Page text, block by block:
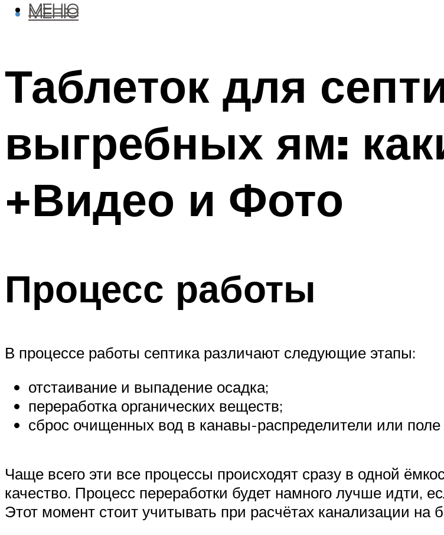
МЕНЮ
МЕНЮ
Таблеток для
выгребных ям:
+Видео и Фото
Процесс работы
В процессе работы септика различают следующие этапы:
отстаивание и выпадение осадка;
переработка органических веществ;
сброс очищенных вод в канавы-распределители или
Чаще всего эти все процессы происходят сразу в одной
качество. Процесс переработки будет намного лучше идти,
Этот момент стоит учитывать при расчётах канализации на